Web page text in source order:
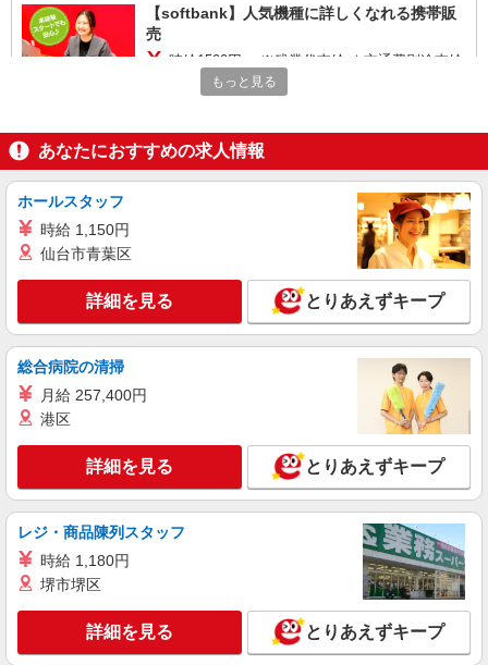
【softbank】人気機種に詳しくなれる携帯販
売
時給1500円〜 ※残業代支給 ★交通費別途支給
（規定あり） ゜+゜・。○。・゜+゜・。○。・゜
+゜ 入社祝い金10万円支給(規定有) お友達を紹介
い・週払い可能（規程有）★ ゜・。○。・゜
+゜・。○。・゜+゜
キープ
紹介予定派遣
株式会社シエロ
【au】人気機種に詳しくなれる携帯販売
時給1500円〜 ※残業代支給 ★交通費別途支給
（規定あり） ゜+゜・。○。・゜+゜・。○。・゜
+゜ 入社祝い金10万円支給(規定有) お友達を紹介
頂くと, インセンティブ支給(規定有) ★月2回払
い・週払い可能（規程有）★ ゜・。○。・゜
静岡県焼津市のauショップ
キープ 詳細を見る
派遣社員
株式会社シエロ
【softbank】人気機種に詳しくなれる携帯販
売
（規定あり） ゜+゜・。○。・゜+゜・。○。・゜
+゜ 入社祝い金10万円支給(規定有) お友達を紹介
頂くと, インセンティブ支給(規定有) ★月2回払
い・週払い可能（規程有）★ ゜・。○。・゜
+゜・。○。・゜+゜
静岡県焼津市のsoftbankショップ
キープ 詳細を見る
もっと見る
あなたにおすすめの求人情報
ホールスタッフ
時給 1,150円
仙台市青葉区
詳細を見る とりあえずキープ
総合病院の清掃
月給 257,400円
港区
詳細を見る とりあえずキープ
レジ・商品陳列スタッフ
時給 1,180円
堺市堺区
詳細を見る とりあえずキープ